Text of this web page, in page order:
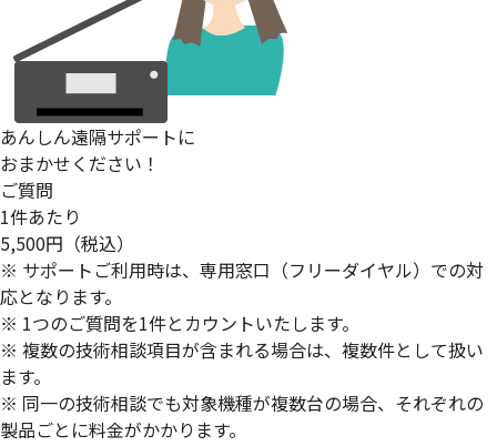
あんしん遠隔サポートに
おまかせください！
ご質問
1件あたり
5,500円 （税込）
※ サポートご利用時は、専用窓口（フリーダイヤル）での対
応となります。
※ 1つのご質問を1件とカウントいたします。
※ 複数の技術相談項目が含まれる場合は、複数件として扱い
ます。
※ 同一の技術相談でも対象機種が複数台の場合、それぞれの
製品ごとに料金がかかります。